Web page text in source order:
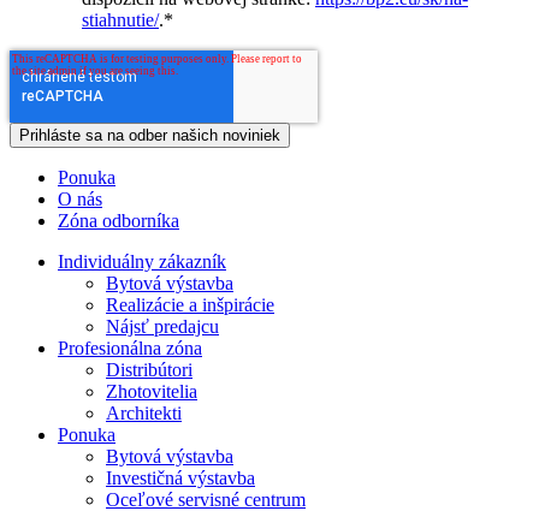
stiahnutie/.*
Ponuka
O nás
Zóna odborníka
Individuálny zákazník
Bytová výstavba
Realizácie a inšpirácie
Nájsť predajcu
Profesionálna zóna
Distribútori
Zhotovitelia
Architekti
Ponuka
Bytová výstavba
Investičná výstavba
Oceľové servisné centrum